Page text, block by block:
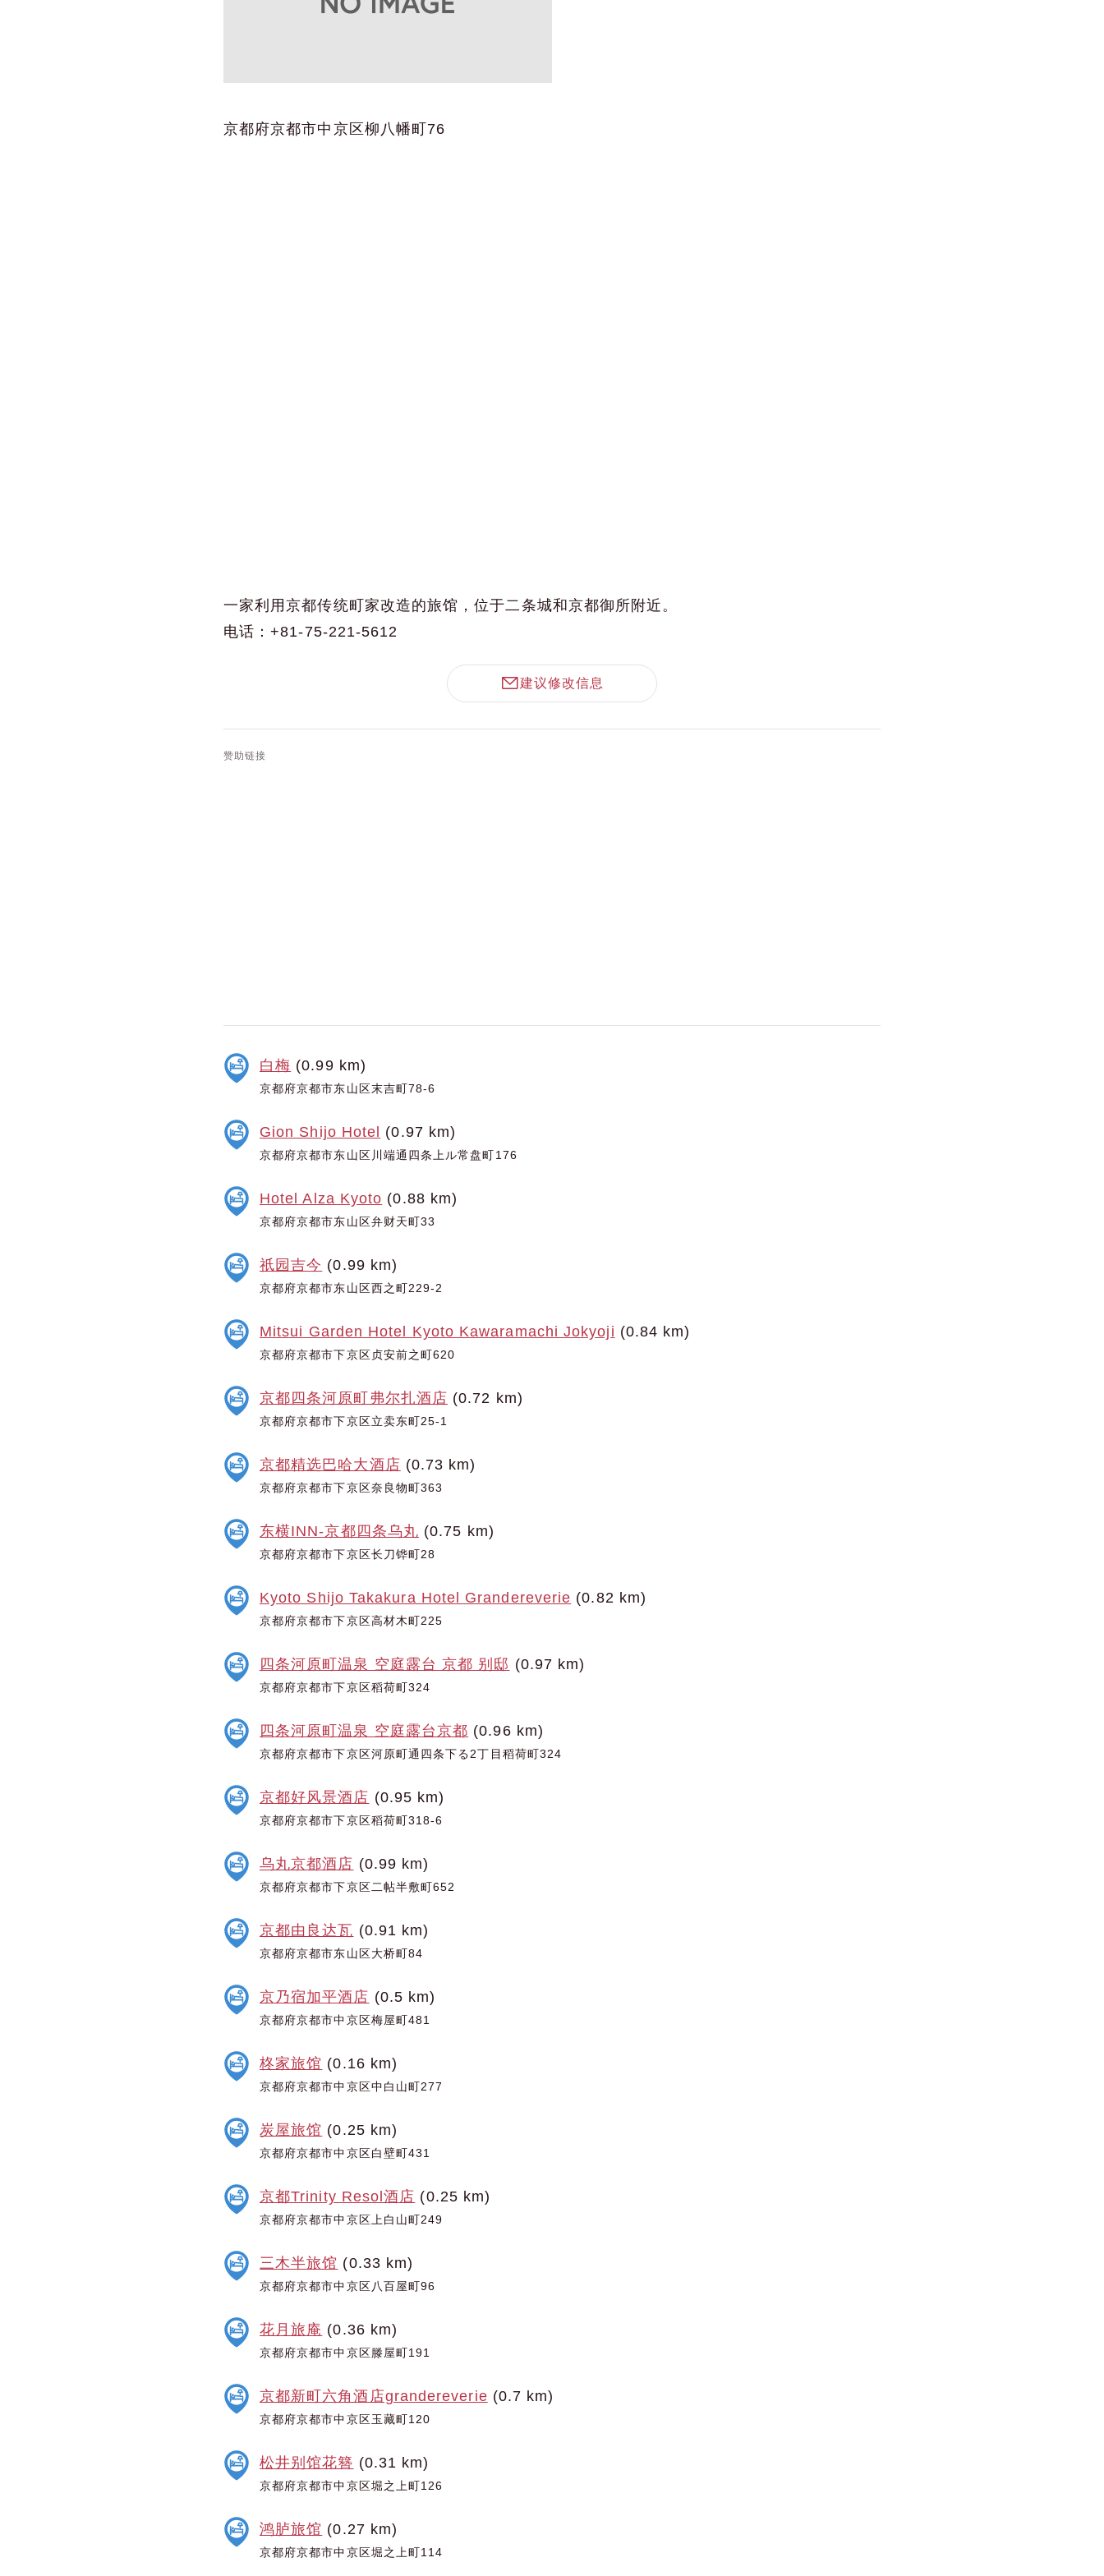
京都府京都市中京区柳八幡町76
一家利用京都传统町家改造的旅馆，位于二条城和京都御所附近。
电话：+81-75-221-5612
建议修改信息
赞助链接
白梅 (0.99 km)
京都府京都市东山区末吉町78-6
Gion Shijo Hotel (0.97 km)
京都府京都市东山区川端通四条上ル常盘町176
Hotel Alza Kyoto (0.88 km)
京都府京都市东山区弁财天町33
祇园吉今 (0.99 km)
京都府京都市东山区西之町229-2
Mitsui Garden Hotel Kyoto Kawaramachi Jokyoji (0.84 km)
京都府京都市下京区贞安前之町620
京都四条河原町弗尔扎酒店 (0.72 km)
京都府京都市下京区立卖东町25-1
京都精选巴哈大酒店 (0.73 km)
京都府京都市下京区奈良物町363
东横INN-京都四条乌丸 (0.75 km)
京都府京都市下京区长刀铧町28
Kyoto Shijo Takakura Hotel Grandereverie (0.82 km)
京都府京都市下京区高材木町225
四条河原町温泉 空庭露台 京都 别邸 (0.97 km)
京都府京都市下京区稻荷町324
四条河原町温泉 空庭露台京都 (0.96 km)
京都府京都市下京区河原町通四条下る2丁目稻荷町324
京都好风景酒店 (0.95 km)
京都府京都市下京区稻荷町318-6
乌丸京都酒店 (0.99 km)
京都府京都市下京区二帖半敷町652
京都由良达瓦 (0.91 km)
京都府京都市东山区大桥町84
京乃宿加平酒店 (0.5 km)
京都府京都市中京区梅屋町481
柊家旅馆 (0.16 km)
京都府京都市中京区中白山町277
炭屋旅馆 (0.25 km)
京都府京都市中京区白壁町431
京都Trinity Resol酒店 (0.25 km)
京都府京都市中京区上白山町249
三木半旅馆 (0.33 km)
京都府京都市中京区八百屋町96
花月旅庵 (0.36 km)
京都府京都市中京区滕屋町191
京都新町六角酒店grandereverie (0.7 km)
京都府京都市中京区玉藏町120
松井别馆花簪 (0.31 km)
京都府京都市中京区堀之上町126
鸿胪旅馆 (0.27 km)
京都府京都市中京区堀之上町114